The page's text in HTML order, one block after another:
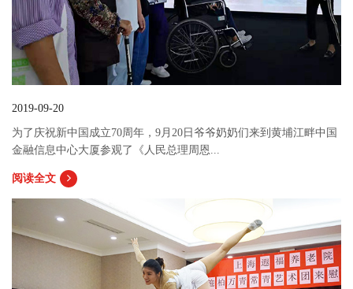
2019-09-20
为了庆祝新中国成立70周年，9月20日爷爷奶奶们来到黄埔江畔中国
金融信息中心大厦参观了《人民总理周恩...
阅读全文